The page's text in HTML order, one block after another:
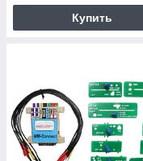
Купить